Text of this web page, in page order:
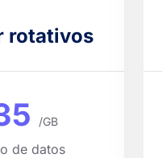
rotativos
/GB
de datos